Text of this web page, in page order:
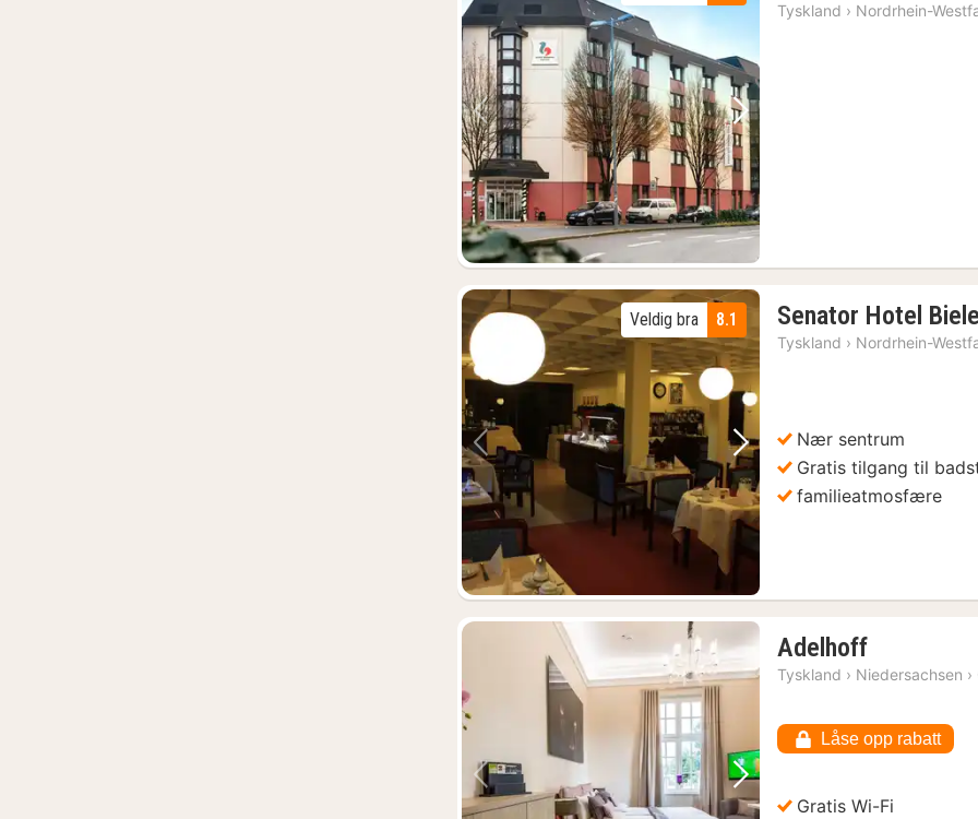
Forrige bilde Neste bilde
Tyskland › Nordrhein-
Forrige bilde Neste bilde
8.1
Veldig bra Senator Hotel
Tyskland › Nordrhein-
Nær sentrum
Gratis tilgang til
familieatmosfære
Forrige bilde Neste bilde
Adelhoff1
natt
1014
kr.
Tyskland › Niedersachsen ›
Låse opp rabatt
Gratis Wi-Fi